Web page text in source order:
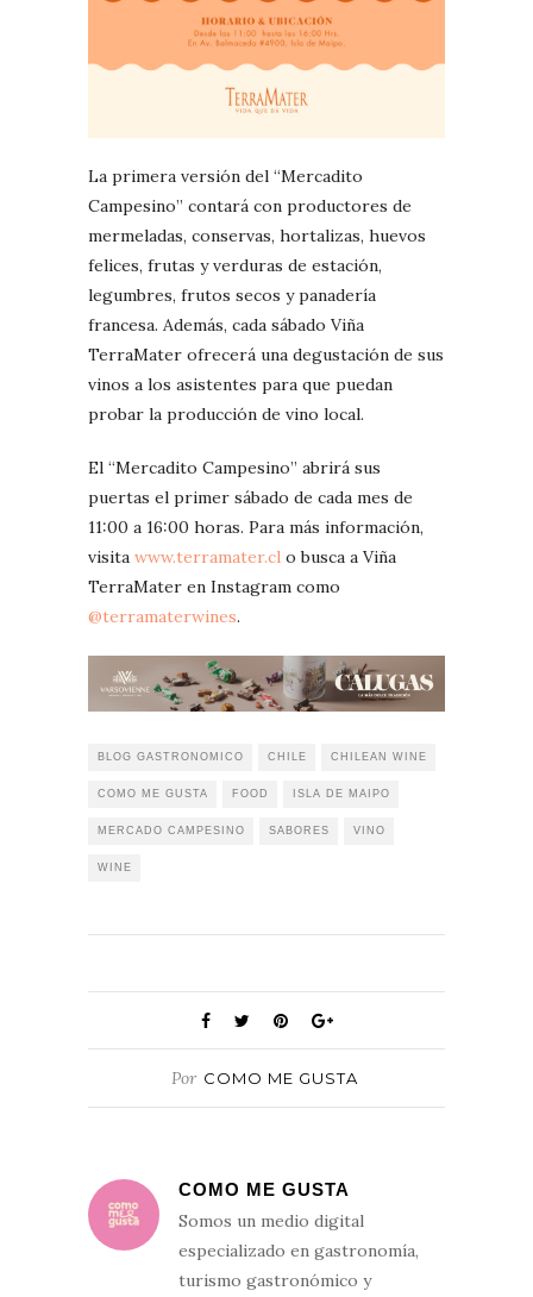
La primera versión del “Mercadito
Campesino” contará con productores de
mermeladas, conservas, hortalizas, huevos
felices, frutas y verduras de estación,
legumbres, frutos secos y panadería
francesa. Además, cada sábado Viña
TerraMater ofrecerá una degustación de sus
vinos a los asistentes para que puedan
probar la producción de vino local.
El “Mercadito Campesino” abrirá sus
puertas el primer sábado de cada mes de
11:00 a 16:00 horas. Para más información,
visita www.terramater.cl o busca a Viña
TerraMater en Instagram como
@terramaterwines.
BLOG GASTRONOMICO CHILE CHILEAN WINE
COMO ME GUSTA FOOD ISLA DE MAIPO
MERCADO CAMPESINO SABORES VINO
WINE
Por COMO ME GUSTA
COMO ME GUSTA
Somos un medio digital
especializado en gastronomía,
turismo gastronómico y